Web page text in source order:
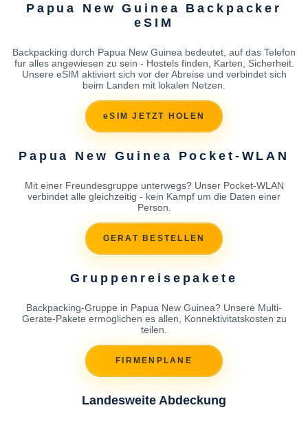
Papua New Guinea Backpacker
eSIM
Backpacking durch Papua New Guinea bedeutet, auf das Telefon
fur alles angewiesen zu sein - Hostels finden, Karten, Sicherheit.
Unsere eSIM aktiviert sich vor der Abreise und verbindet sich
beim Landen mit lokalen Netzen.
eSIM JETZT HOLEN
Papua New Guinea Pocket-WLAN
Mit einer Freundesgruppe unterwegs? Unser Pocket-WLAN
verbindet alle gleichzeitig - kein Kampf um die Daten einer
Person.
GERAT BESTELLEN
Gruppenreisepakete
Backpacking-Gruppe in Papua New Guinea? Unsere Multi-
Gerate-Pakete ermoglichen es allen, Konnektivitatskosten zu
teilen.
FIRMENPLANE
Landesweite Abdeckung